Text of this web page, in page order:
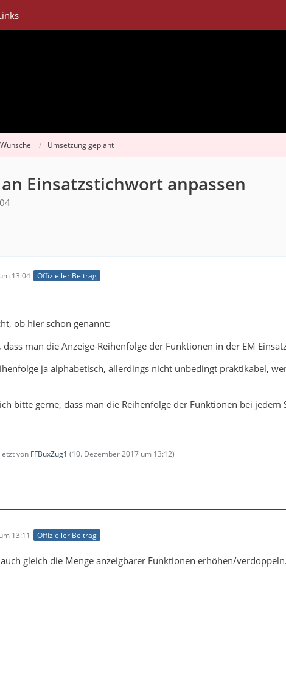
Umsetzung geplant
Einsatzstichwort anpassen
13:04 Offizieller Beitrag
ob hier schon genannt:
man die Anzeige-Reihenfolge der Funktionen in der EM
ja alphabetisch, allerdings nicht unbedingt praktikabel,
bitte gerne, dass man die Reihenfolge der Funktionen bei
von FFBuxZug1 (10. Dezember 2017 um 13:12)
13:11 Offizieller Beitrag
gleich die Menge anzeigbarer Funktionen erhöhen/